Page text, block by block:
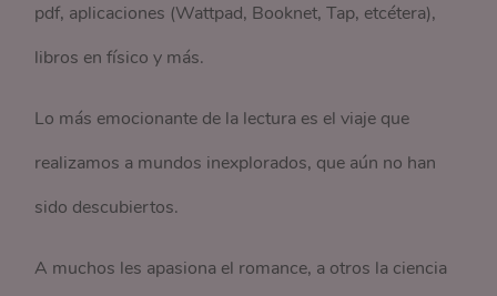
pdf, aplicaciones (Wattpad, Booknet, Tap, etcétera),
libros en físico y más.
Lo más emocionante de la lectura es el viaje que
realizamos a mundos inexplorados, que aún no han
sido descubiertos.
A muchos les apasiona el romance, a otros la ciencia